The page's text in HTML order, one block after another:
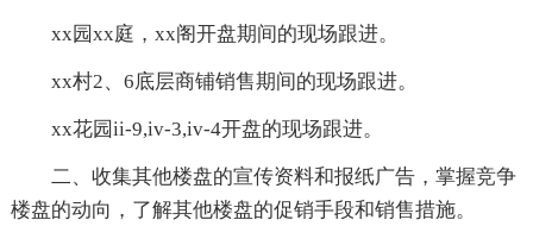
xx园xx庭，xx阁开盘期间的现场跟进。
xx村2、6底层商铺销售期间的现场跟进。
xx花园ii-9,iv-3,iv-4开盘的现场跟进。
二、收集其他楼盘的宣传资料和报纸广告，掌握竞争
楼盘的动向，了解其他楼盘的促销手段和销售措施。